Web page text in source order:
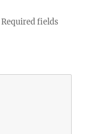
Required fields